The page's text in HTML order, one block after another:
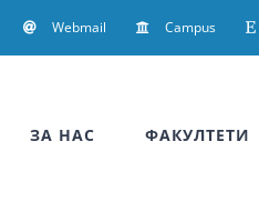
Webmail Campus
ЗА НАС ФАКУЛТЕТИ